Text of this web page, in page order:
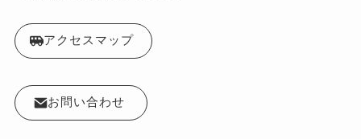
アクセスマップ
お問い合わせ